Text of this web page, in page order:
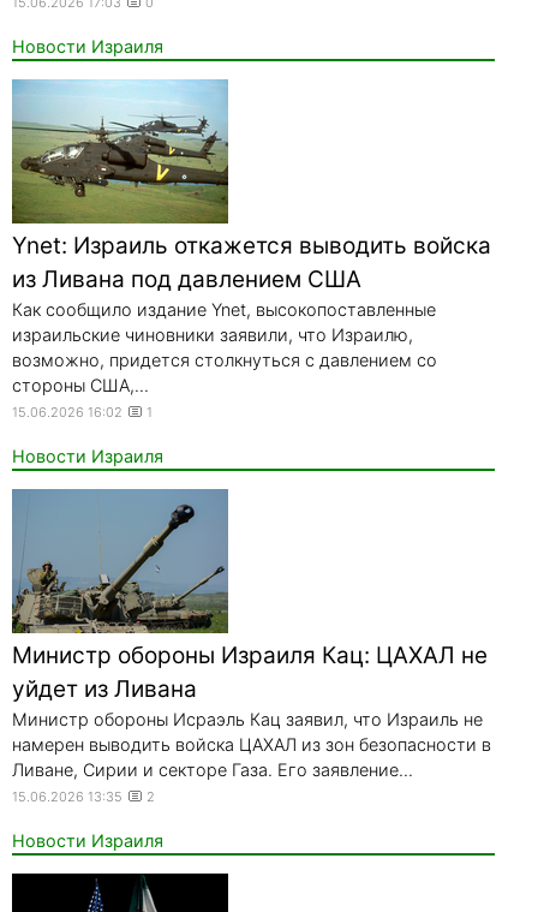
Новости Израиля
Ynet: Израиль откажется выводить войска
из Ливана под давлением США
Как сообщило издание Ynet, высокопоставленные
израильские чиновники заявили, что Израилю,
возможно, придется столкнуться с давлением со
стороны США,...
15.06.2026 16:02 1
Новости Израиля
Министр обороны Израиля Кац: ЦАХАЛ не
уйдет из Ливана
Министр обороны Исраэль Кац заявил, что Израиль не
намерен выводить войска ЦАХАЛ из зон безопасности в
Ливане, Сирии и секторе Газа. Его заявление...
15.06.2026 13:35 2
Новости Израиля